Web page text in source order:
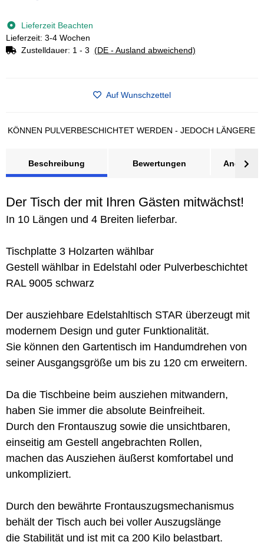
Lieferzeit Beachten
Lieferzeit: 3-4 Wochen
Zustelldauer: 1 - 3 (DE - Ausland abweichend)
Auf Wunschzettel
PULVERBESCHICHTET WERDEN - JEDOCH LÄNGERE
Beschreibung Bewertungen Angebot
Der Tisch der mit Ihren Gästen mitwächst!
In 10 Längen und 4 Breiten lieferbar.
Tischplatte 3 Holzarten wählbar
Gestell wählbar in Edelstahl oder Pulverbeschichtet
RAL 9005 schwarz
Der ausziehbare Edelstahltisch STAR überzeugt mit
modernem Design und guter Funktionalität.
Sie können den Gartentisch im Handumdrehen von
seiner Ausgangsgröße um bis zu 120 cm erweitern.
Da die Tischbeine beim ausziehen mitwandern,
haben Sie immer die absolute Beinfreiheit.
Durch den Frontauszug sowie die unsichtbaren,
einseitig am Gestell angebrachten Rollen,
machen das Ausziehen äußerst komfortabel und
unkompliziert.
Durch den bewährte Frontauszugsmechanismus
behält der Tisch auch bei voller Auszugslänge
die Stabilität und ist mit ca 200 Kilo belastbart.